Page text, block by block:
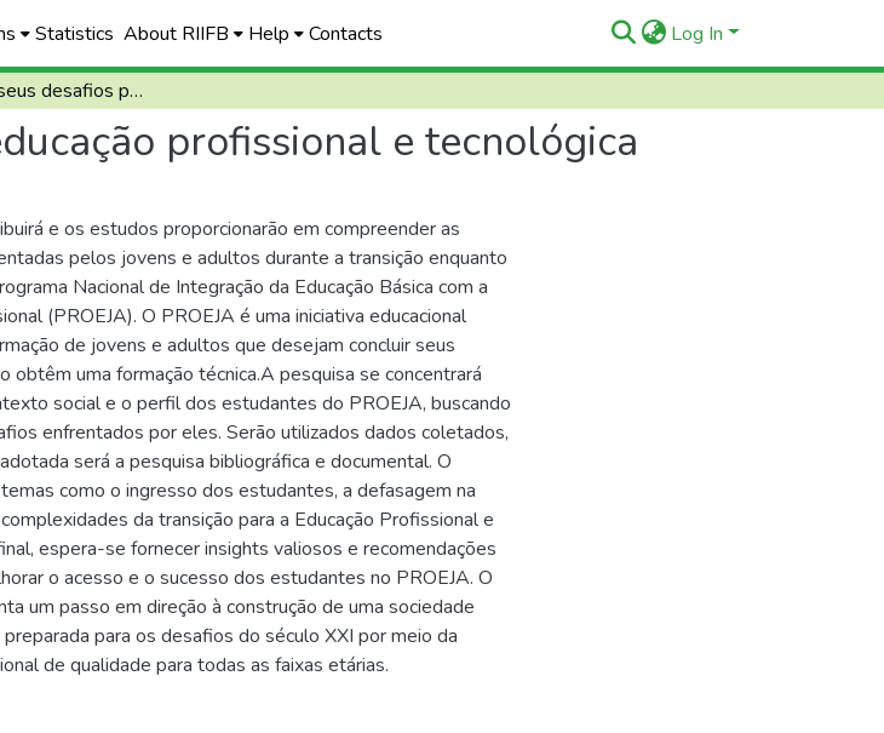
Statistics About RIIFB Help Contacts Log In
PROEJA e seus desafios para a educação profissional e tecnológica
profissional e tecnológica
e os estudos proporcionarão em compreender as
pelos jovens e adultos durante a transição enquanto
Nacional de Integração da Educação Básica com a
(PROEJA). O PROEJA é uma iniciativa educacional
de jovens e adultos que desejam concluir seus
obtêm uma formação técnica.A pesquisa se concentrará
social e o perfil dos estudantes do PROEJA, buscando
enfrentados por eles. Serão utilizados dados coletados,
será a pesquisa bibliográfica e documental. O
como o ingresso dos estudantes, a defasagem na
da transição para a Educação Profissional e
espera-se fornecer insights valiosos e recomendações
o acesso e o sucesso dos estudantes no PROEJA. O
um passo em direção à construção de uma sociedade
para os desafios do século XXI por meio da
de qualidade para todas as faixas etárias.